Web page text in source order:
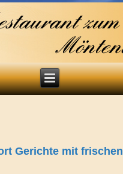
Gerichte mit frischen